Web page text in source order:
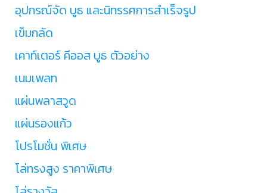
อุปกรณ์จัด บูธ และนิทรรศการสำเร็จรูป
เข็มกลัด
เคาท์เตอร์ คีออส บูธ ตัวอย่าง
เนมเพลท
แผ่นพลาสวูด
แผ่นรองแก้ว
โปรโมชั่น พิเศษ
โล่ทรงสูง ราคาพิเศษ